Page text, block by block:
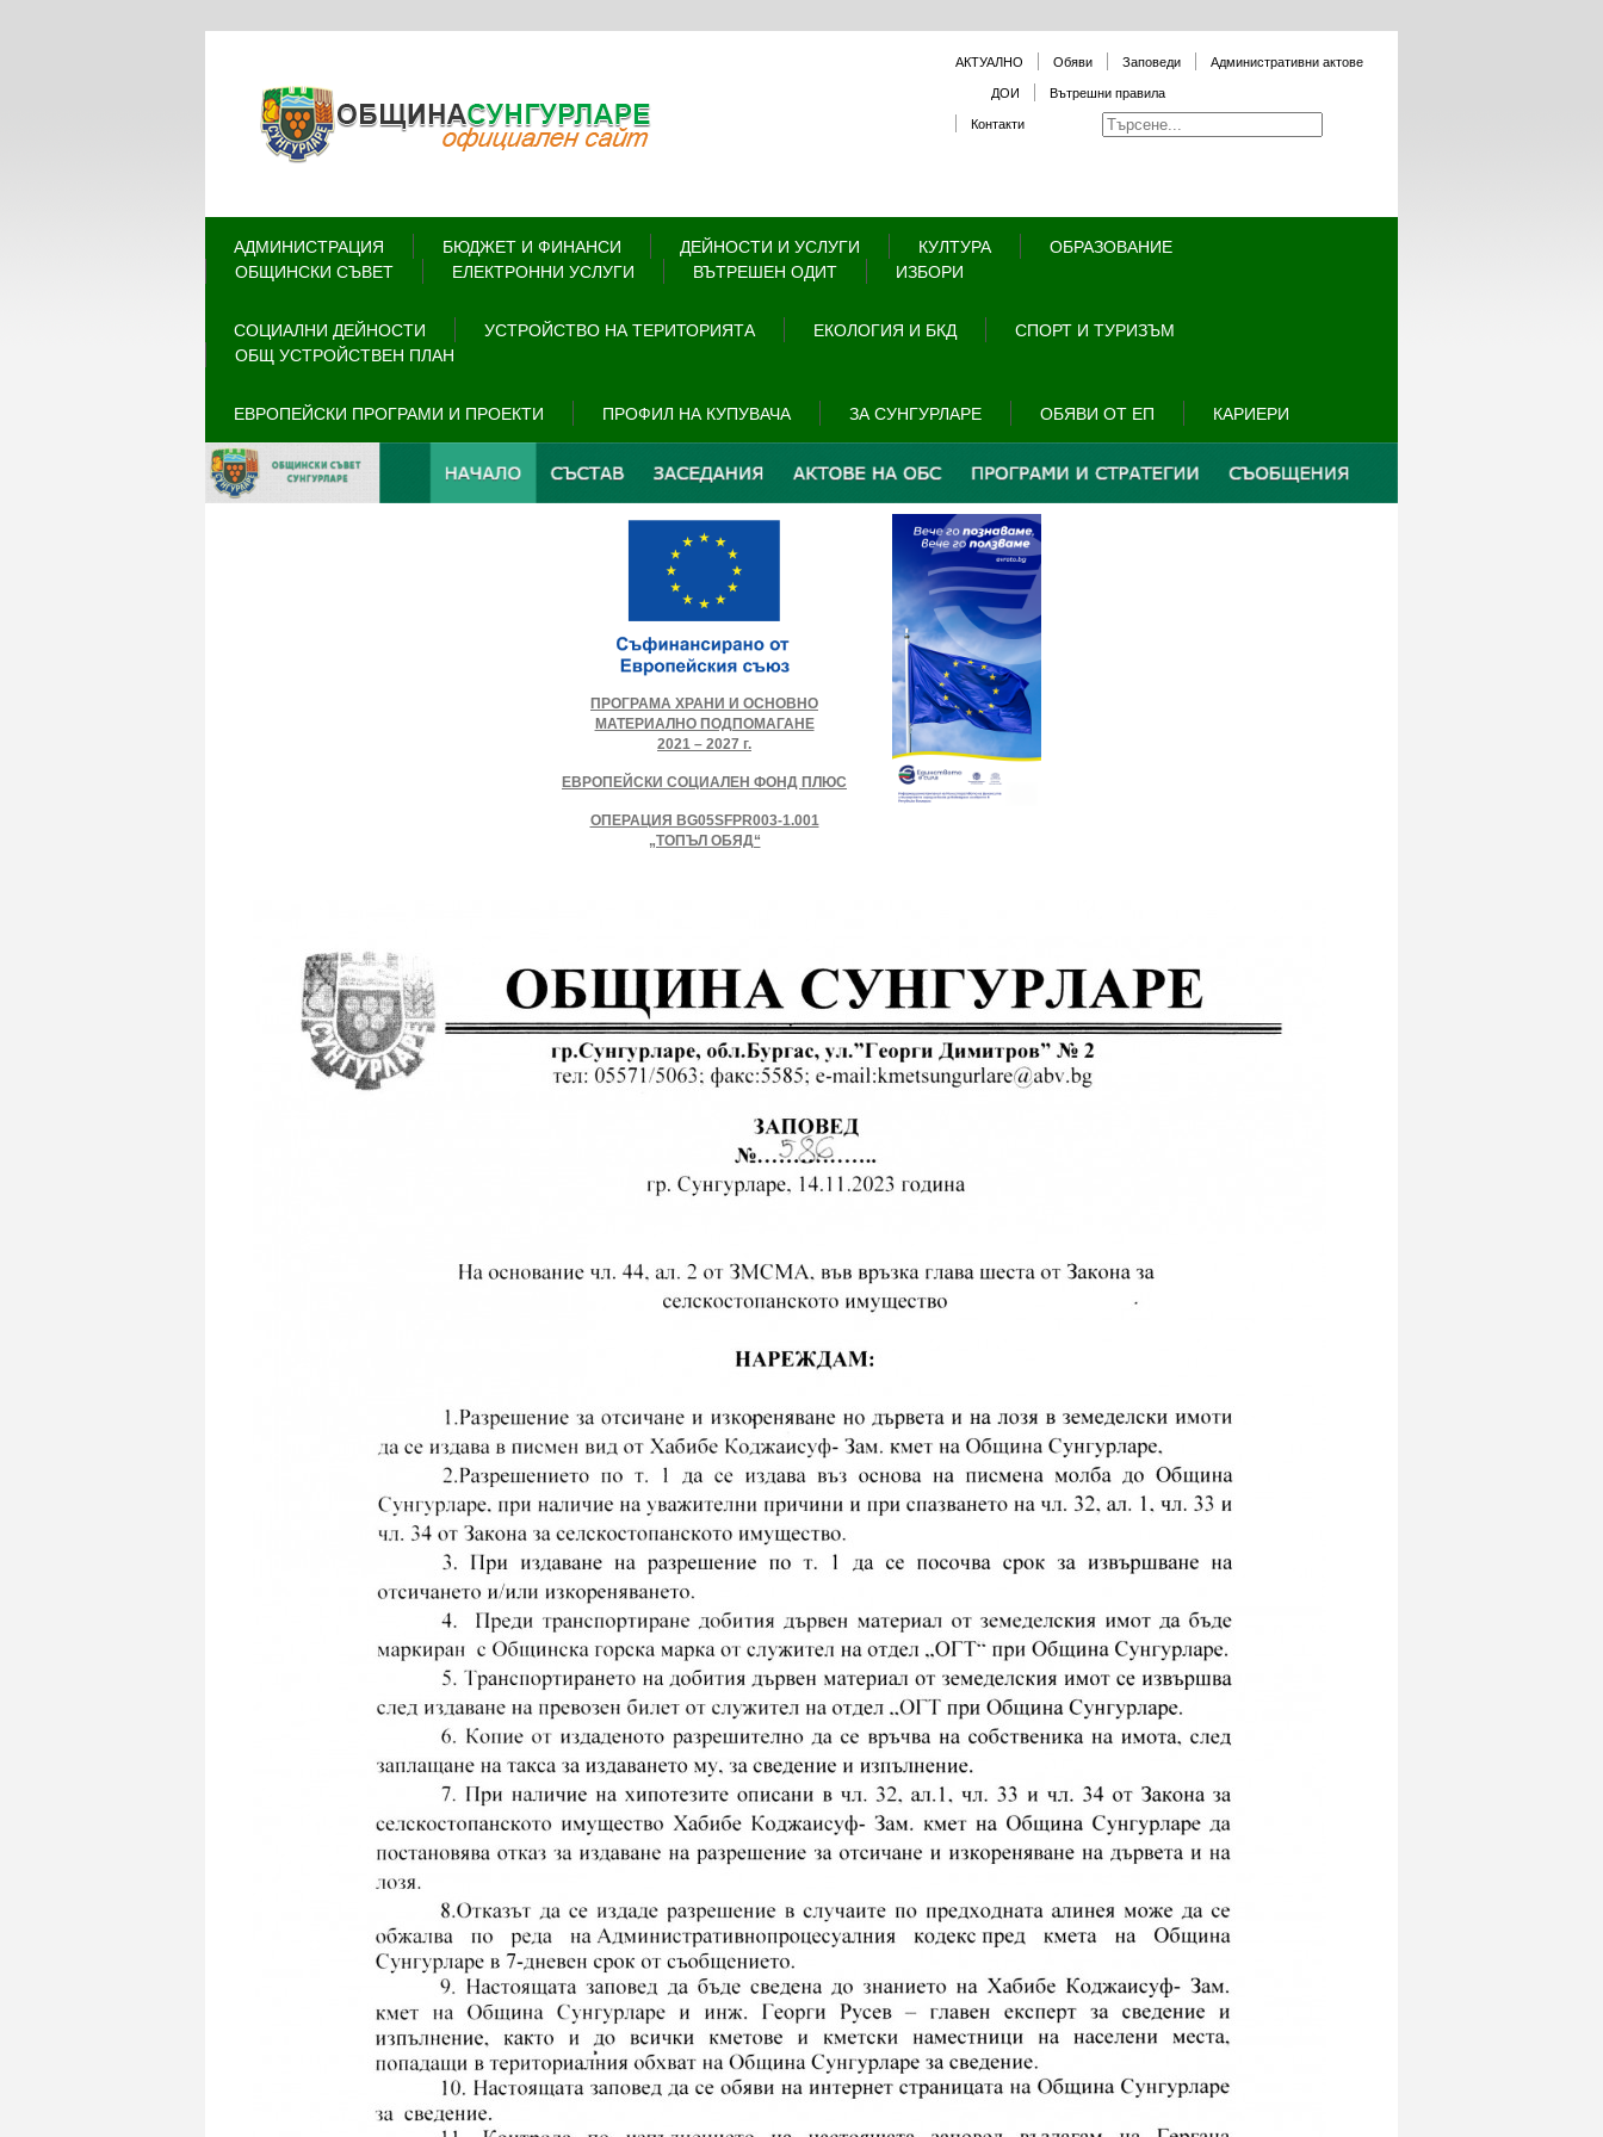
АКТУАЛНО Обяви Заповеди
Административни актове
ДОИ
Вътрешни правила
Контакти
АДМИНИСТРАЦИЯ БЮДЖЕТ И ФИНАНСИ ДЕЙНОСТИ И УСЛУГИ КУЛТУРА
ОБРАЗОВАНИЕ
ОБЩИНСКИ СЪВЕТ
ЕЛЕКТРОННИ УСЛУГИ ВЪТРЕШЕН ОДИТ ИЗБОРИ
СОЦИАЛНИ ДЕЙНОСТИ УСТРОЙСТВО НА ТЕРИТОРИЯТА ЕКОЛОГИЯ И БКД
СПОРТ И ТУРИЗЪМ
ОБЩ УСТРОЙСТВЕН ПЛАН
ЕВРОПЕЙСКИ ПРОГРАМИ И ПРОЕКТИ ПРОФИЛ НА КУПУВАЧА ЗА СУНГУРЛАРЕ ОБЯВИ ОТ ЕП КАРИЕРИ
ПРОГРАМА ХРАНИ И ОСНОВНО
МАТЕРИАЛНО ПОДПОМАГАНЕ
2021 – 2027 г.
ЕВРОПЕЙСКИ СОЦИАЛЕН ФОНД ПЛЮС
ОПЕРАЦИЯ BG05SFPR003-1.001
„ТОПЪЛ ОБЯД“